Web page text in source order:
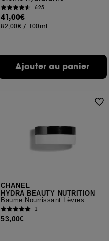
625
41,00€
82,00€ / 100ml
Ajouter au panier
CHANEL
HYDRA BEAUTY NUTRITION
Baume Nourrissant Lèvres
1
53,00€